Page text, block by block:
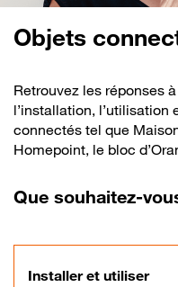
Objets
Retrouvez les réponses
l’installation,
connectés tel que
Homepoint, le bloc
Que souhaitez-
Installer et utiliser